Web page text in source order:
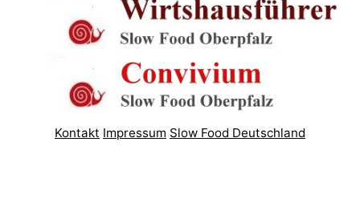
Kontakt Impressum Slow Food Deutschland